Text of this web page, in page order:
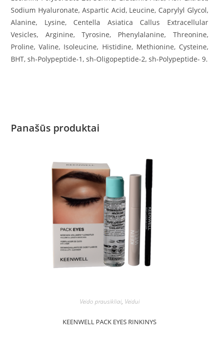
Sodium Hyaluronate, Aspartic Acid, Leucine, Caprylyl Glycol,
Alanine, Lysine, Centella Asiatica Callus Extracellular
Vesicles, Arginine, Tyrosine, Phenylalanine, Threonine,
Proline, Valine, Isoleucine, Histidine, Methionine, Cysteine,
BHT, sh-Polypeptide-1, sh-Oligopeptide-2, sh-Polypeptide- 9.
Panašūs produktai
Veido prausikliai, Veidui
KEENWELL PACK EYES RINKINYS